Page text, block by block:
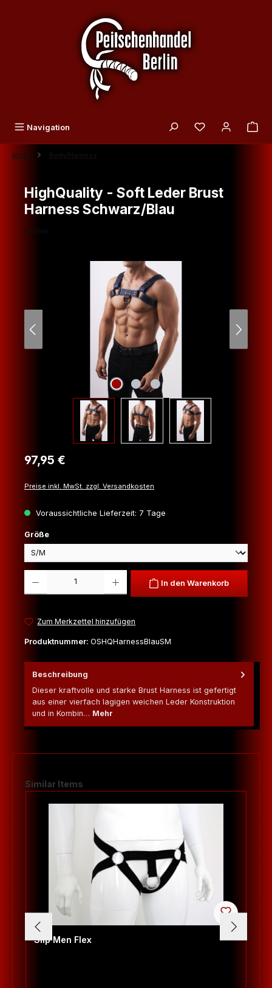
Navigation Du hast 0
Mode
HighQuality - Soft Leder Brust
Harness Schwarz/Blau
Oktaw
Regulärer Preis:
97,95 €
Preise inkl. MwSt. zzgl. Versandkosten
Voraussichtliche Lieferzeit: 7 Tage
Größeauswählen
In den Warenkorb
Zum Merkzettel hinzufügen
Produktnummer: OSHQHarnessBlauSM
Beschreibung
Dieser kraftvolle und starke Brust Harness ist gefertigt
aus einer vierfach lagigen weichen Leder Konstruktion
und in Kombin… Mehr
Produktgalerie überspringen
Similar Items
Slip Men Flex